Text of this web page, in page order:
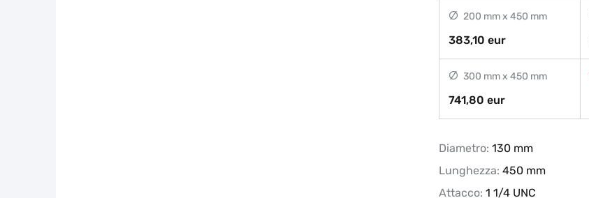
200 mm x 450 mm
383,10 eur
300 mm x 450 mm
741,80 eur
Diametro: 130 mm
Lunghezza: 450 mm
Attacco: 1 1/4 UNC